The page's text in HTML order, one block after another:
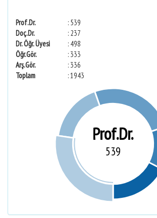
Prof.Dr.
: 539
Doç.Dr.
: 237
Dr. Öğr. Üyesi
: 498
Öğr.Gör.
: 333
Arş.Gör.
: 336
Toplam
: 1943
Prof.Dr.
539